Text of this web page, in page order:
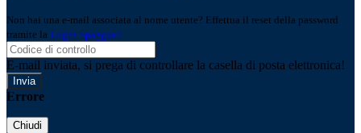
Non hai una e-mail associata al nome utente? Effettua il reset della password
tramite la Login Spaggiari
E-mail inviata, si prega di controllare la casella di posta elettronica!
Errore
Chiudi